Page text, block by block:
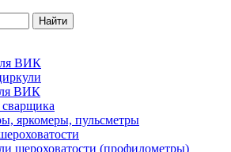
Найти
ВИК
ВИК
яркомеры, пульсметры
шероховатости (профилометры)